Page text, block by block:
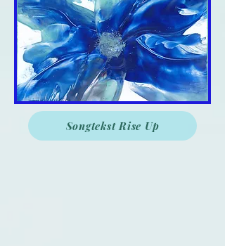
Songtekst Rise Up